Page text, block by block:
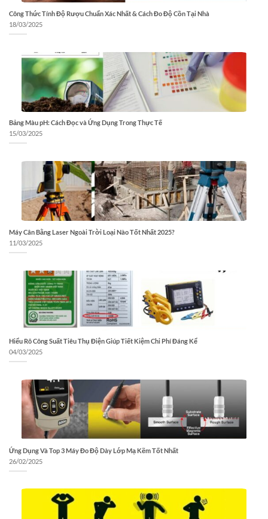
Công Thức Tính Độ Rượu Chuẩn Xác Nhất & Cách Đo Độ Cồn Tại Nhà
18/03/2025
Bảng Màu pH: Cách Đọc và Ứng Dụng Trong Thực Tế
15/03/2025
Máy Cân Bằng Laser Ngoài Trời Loại Nào Tốt Nhất 2025?
11/03/2025
Hiểu Rõ Công Suất Tiêu Thụ Điện Giúp Tiết Kiệm Chi Phí Đáng Kể
04/03/2025
Ứng Dụng Và Top 3 Máy Đo Độ Dày Lớp Mạ Kẽm Tốt Nhất
26/02/2025